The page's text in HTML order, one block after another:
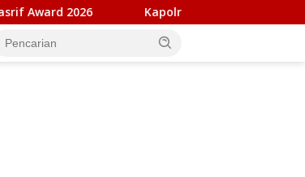
Kapolresta Banda Aceh dan Kasat Narkoba